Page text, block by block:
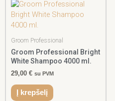
Groom Professional
Groom Professional Bright
White Shampoo 4000 ml.
29,00 € su PVM
Į krepšelį